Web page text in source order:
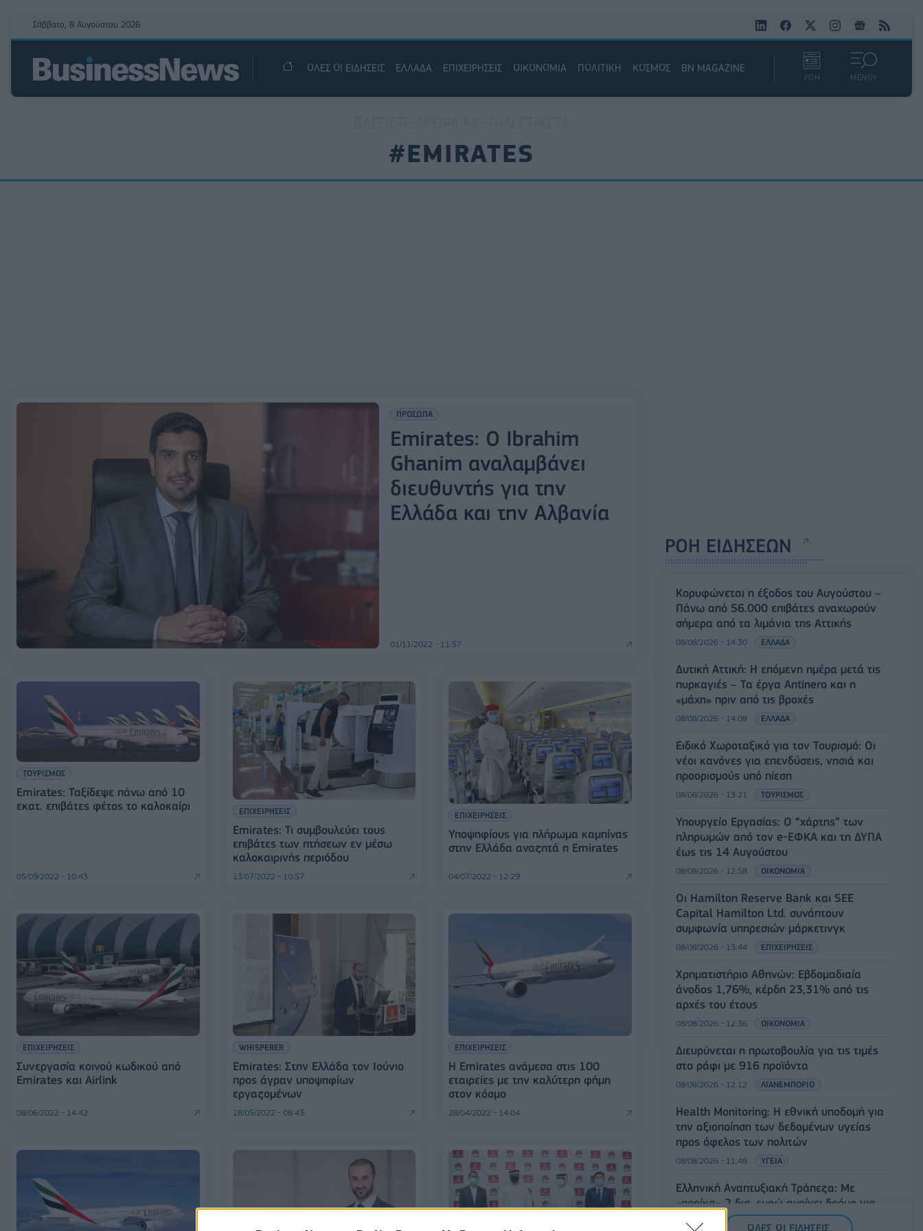
Σάββατο, 8 Αυγούστου 2026
ΟΛΕΣ ΟΙ ΕΙΔΗΣΕΙΣ ΕΛΛΑΔΑ ΕΠΙΧΕΙΡΗΣΕΙΣ ΟΙΚΟΝΟΜΙΑ ΠΟΛΙΤΙΚΗ ΚΟΣΜΟΣ BN MAGAZINE
ΡΟΗ ΜΕΝΟΥ
#EMIRATES
ΠΡΟΣΩΠΑ
Emirates: Ο Ibrahim
Ghanim αναλαμβάνει
διευθυντής για την
Ελλάδα και την Αλβανία
01/11/2022 - 11:57
ΤΟΥΡΙΣΜΟΣ
Emirates: Ταξίδεψε πάνω από 10
εκατ. επιβάτες φέτος το καλοκαίρι
05/09/2022 - 10:43
ΕΠΙΧΕΙΡΗΣΕΙΣ
Emirates: Τι συμβουλεύει τους
επιβάτες των πτήσεων εν μέσω
καλοκαιρινής περιόδου
13/07/2022 - 10:57
ΕΠΙΧΕΙΡΗΣΕΙΣ
Υποψηφίους για πλήρωμα καμπίνας
στην Ελλάδα αναζητά η Emirates
04/07/2022 - 12:29
ΕΠΙΧΕΙΡΗΣΕΙΣ
Συνεργασία κοινού κωδικού από
Emirates και Airlink
08/06/2022 - 14:42
WHISPERER
Emirates: Στην Ελλάδα τον Ιούνιο
προς άγραν υποψηφίων
εργαζομένων
18/05/2022 - 08:43
ΕΠΙΧΕΙΡΗΣΕΙΣ
Η Emirates ανάμεσα στις 100
εταιρείες με την καλύτερη φήμη
στον κόσμο
28/04/2022 - 14:04
ΡΟΗ ΕΙΔΗΣΕΩΝ
Κορυφώνεται η έξοδος του Αυγούστου –
Πάνω από 56.000 επιβάτες αναχωρούν
σήμερα από τα λιμάνια της Αττικής
08/08/2026 - 14:30 ΕΛΛΑΔΑ
Δυτική Αττική: Η επόμενη ημέρα μετά τις
πυρκαγιές – Τα έργα Antinero και η
«μάχη» πριν από τις βροχές
08/08/2026 - 14:08 ΕΛΛΑΔΑ
Ειδικό Χωροταξικό για τον Τουρισμό: Οι
νέοι κανόνες για επενδύσεις, νησιά και
προορισμούς υπό πίεση
08/08/2026 - 13:21 ΤΟΥΡΙΣΜΟΣ
Υπουργείο Εργασίας: Ο “χάρτης” των
πληρωμών από τον e-ΕΦΚΑ και τη ΔΥΠΑ
έως τις 14 Αυγούστου
08/08/2026 - 12:58 ΟΙΚΟΝΟΜΙΑ
Οι Hamilton Reserve Bank και SEE
Capital Hamilton Ltd. συνάπτουν
συμφωνία υπηρεσιών μάρκετινγκ
08/08/2026 - 13:44 ΕΠΙΧΕΙΡΗΣΕΙΣ
Χρηματιστήριο Αθηνών: Εβδομαδιαία
άνοδος 1,76%, κέρδη 23,31% από τις
αρχές του έτους
08/08/2026 - 12:36 ΟΙΚΟΝΟΜΙΑ
Διευρύνεται η πρωτοβουλία για τις τιμές
στο ράφι με 916 προϊόντα
08/08/2026 - 12:12 ΛΙΑΝΕΜΠΟΡΙΟ
Health Monitoring: Η εθνική υποδομή για
την αξιοποίηση των δεδομένων υγείας
προς όφελος των πολιτών
08/08/2026 - 11:48 ΥΓΕΙΑ
Ελληνική Αναπτυξιακή Τράπεζα: Με
«προίκα» 2 δισ. ευρώ ανοίγει δρόμο για
δάνεια έως 5 δισ. σε μικρομεσαίες
ΟΛΕΣ ΟΙ ΕΙΔΗΣΕΙΣ